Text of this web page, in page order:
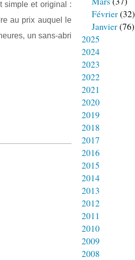
simple et original :
au prix auquel le
un sans-abri
Février(32)
Janvier(76)
2025
2024
2023
2022
2021
2020
2019
2018
2017
2016
2015
2014
2013
2012
2011
2010
2009
2008